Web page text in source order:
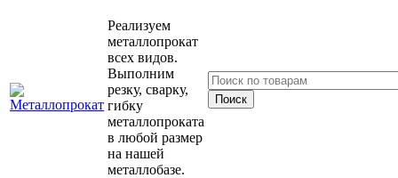
Реализуем
металлопрокат
всех видов.
Выполним
резку, сварку,
гибку
металлопроката
в любой размер
на нашей
металлобазе.